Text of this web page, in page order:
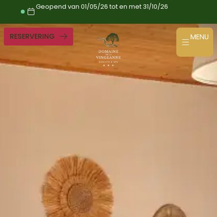
de
inhoud
Geopend van 01/05/26 tot en met 31/10/26
MENU
RESERVERING